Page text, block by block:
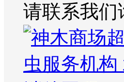
请联系我们